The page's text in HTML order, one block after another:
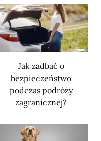
Jak zadbać o
bezpieczeństwo
podczas podróży
zagranicznej?